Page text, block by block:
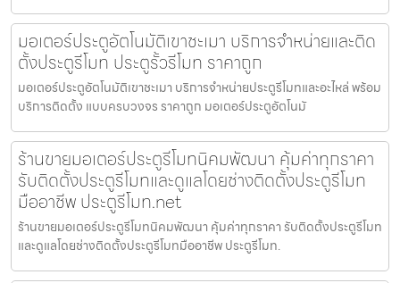
มอเตอร์ประตูอัตโนมัติเขาชะเมา บริการจำหน่ายและติด
ตั้งประตูรีโมท ประตูรั้วรีโมท ราคาถูก
มอเตอร์ประตูอัตโนมัติเขาชะเมา บริการจำหน่ายประตูรีโมทและอะไหล่ พร้อม
บริการติดตั้ง แบบครบวงจร ราคาถูก มอเตอร์ประตูอัตโนมั
ร้านขายมอเตอร์ประตูรีโมทนิคมพัฒนา คุ้มค่าทุกราคา
รับติดตั้งประตูรีโมทและดูแลโดยช่างติดตั้งประตูรีโมท
มืออาชีพ ประตูรีโมท.net
ร้านขายมอเตอร์ประตูรีโมทนิคมพัฒนา คุ้มค่าทุกราคา รับติดตั้งประตูรีโมท
และดูแลโดยช่างติดตั้งประตูรีโมทมืออาชีพ ประตูรีโมท.